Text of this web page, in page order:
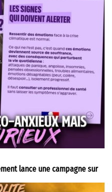
lance une campagne sur